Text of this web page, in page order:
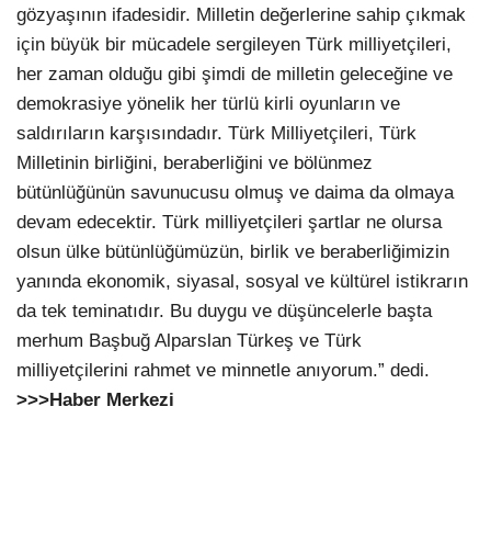
gözyaşının ifadesidir. Milletin değerlerine sahip çıkmak
için büyük bir mücadele sergileyen Türk milliyetçileri,
her zaman olduğu gibi şimdi de milletin geleceğine ve
demokrasiye yönelik her türlü kirli oyunların ve
saldırıların karşısındadır. Türk Milliyetçileri, Türk
Milletinin birliğini, beraberliğini ve bölünmez
bütünlüğünün savunucusu olmuş ve daima da olmaya
devam edecektir. Türk milliyetçileri şartlar ne olursa
olsun ülke bütünlüğümüzün, birlik ve beraberliğimizin
yanında ekonomik, siyasal, sosyal ve kültürel istikrarın
da tek teminatıdır. Bu duygu ve düşüncelerle başta
merhum Başbuğ Alparslan Türkeş ve Türk
milliyetçilerini rahmet ve minnetle anıyorum.” dedi.
>>>Haber Merkezi